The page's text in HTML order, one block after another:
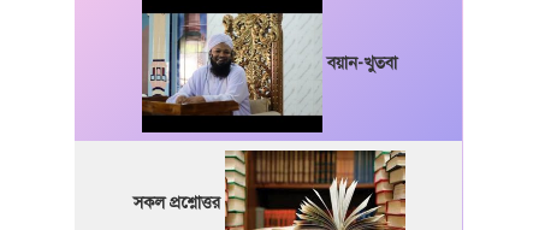
বয়ান-খুতবা
সকল প্রশ্নোত্তর